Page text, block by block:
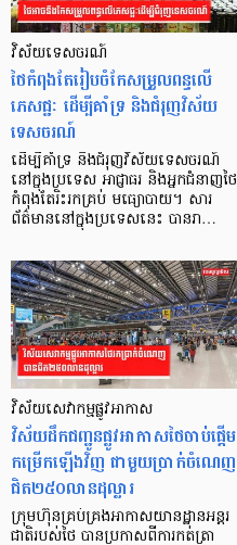
វិស័យទេសចរណ៍
ថៃកំពុងតែរៀបចំកែសម្រួលពន្ធលើ
ភេសជ្ជៈ ដើម្បីគាំទ្រ និងជំរុញវិស័យ
ទេសចរណ៍
ដើម្បីគាំទ្រ និងជំរុញវិស័យទេសចរណ៍
នៅក្នុងប្រទេស អាជ្ញាធរ និងអ្នកជំនាញថៃ
កំពុងតែរិះរកគ្រប់ មធ្យោបាយ។ សារ
ព័ត៌មាននៅក្នុងប្រទេសនេះ បានរា…
វិស័យសេវាកម្មផ្លូវអាកាស
វិស័យដឹកជញ្ជូនផ្លូវអាកាសថៃចាប់ផ្តើម
កម្រើកឡើងវិញ ជាមួយប្រាក់ចំណេញ
ជិត២៥០លានដុល្លារ
ក្រុមហ៊ុនគ្រប់គ្រងអាកាសយានដ្ឋានអន្តរ
ជាតិរបស់ថៃ បានប្រកាសពីការកត់ត្រា